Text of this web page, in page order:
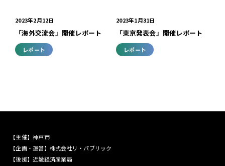
2023年2月12日
「海外交流会」開催レポート
レポート
2023年1月31日
「東京発表会」開催レポート
レポート
主催
神戸市
企画・運営
株式会社リ・パブリック
後援
近畿経済産業局